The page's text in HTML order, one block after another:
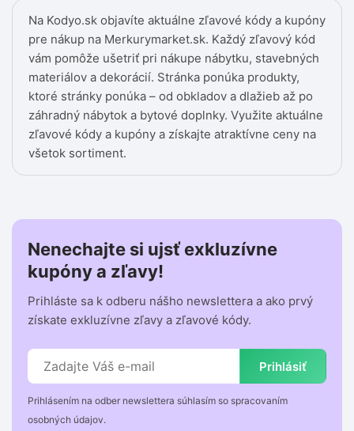
Na Kodyo.sk objavíte aktuálne zľavové kódy a kupóny
pre nákup na Merkurymarket.sk. Každý zľavový kód
vám pomôže ušetriť pri nákupe nábytku, stavebných
materiálov a dekorácií. Stránka ponúka produkty,
ktoré stránky ponúka – od obkladov a dlažieb až po
záhradný nábytok a bytové doplnky. Využite aktuálne
zľavové kódy a kupóny a získajte atraktívne ceny na
všetok sortiment.
Nenechajte si ujsť exkluzívne
kupóny a zľavy!
Prihláste sa k odberu nášho newslettera a ako prvý
získate exkluzívne zľavy a zľavové kódy.
Prihlásiť
Prihlásením na odber newslettera súhlasím so spracovaním
osobných údajov.